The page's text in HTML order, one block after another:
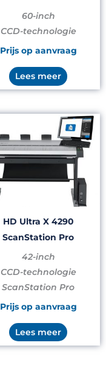
60-inch
CCD-technologie
Prijs op aanvraag
Lees meer
HD Ultra X 4290
ScanStation Pro
42-inch
CCD-technologie
ScanStation Pro
Prijs op aanvraag
Lees meer